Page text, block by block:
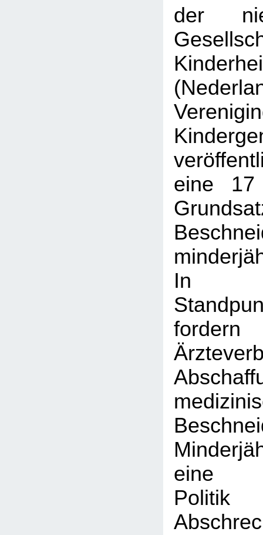
der
eine 17
In
eine